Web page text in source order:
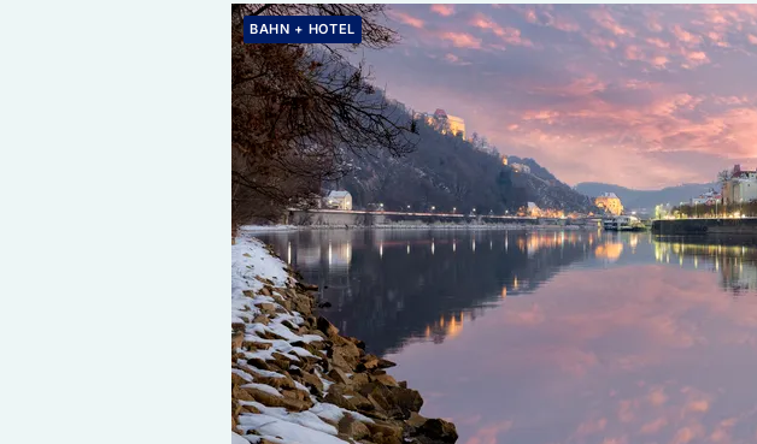
BAHN + HOTEL
Weiter zur Buchung: BAHN + HOTEL | Passau